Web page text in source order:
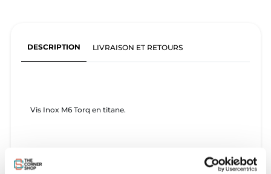
DESCRIPTION LIVRAISON ET RETOURS
Vis Inox M6 Torq en titane.